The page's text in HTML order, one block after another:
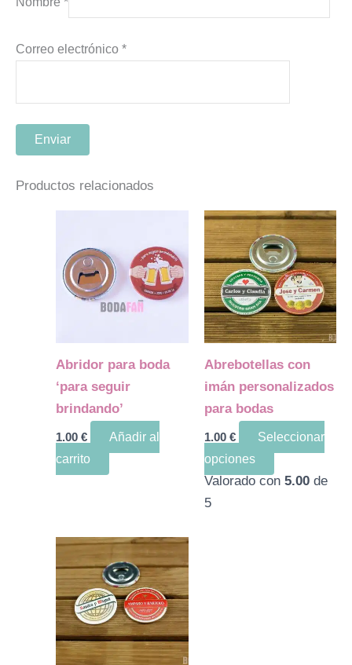
Correo electrónico *
Productos relacionados
Abridor para boda
‘para seguir
brindando’
1.00 €
Añadir al
carrito
Abrebotellas con
imán personalizados
para bodas
1.00 €
Seleccionar
opciones
Este
producto
tiene
múltiples
variantes.
Las
elegir
en
página
Valorado con 5.00de
5
Este
producto
tiene
múltiples
variantes.
Las